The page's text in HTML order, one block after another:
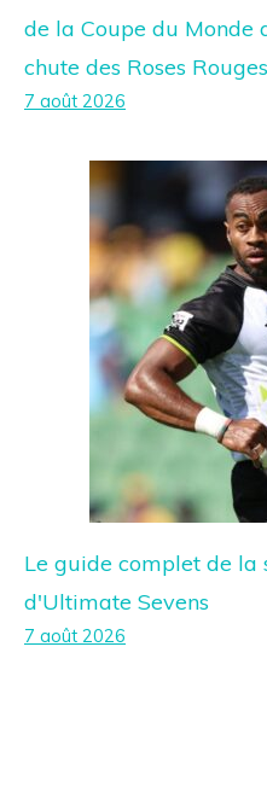
de la Coupe du Monde
chute des Roses Rouges
7 août 2026
Le guide complet de la
d'Ultimate Sevens
7 août 2026